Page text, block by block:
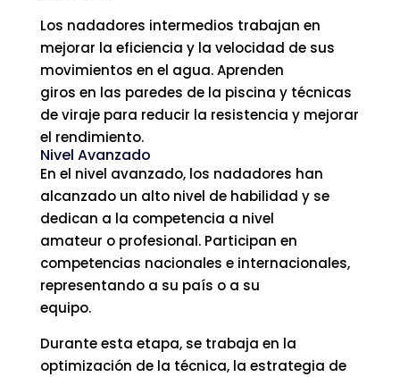
Los nadadores intermedios trabajan en
mejorar la eficiencia y la velocidad de sus
movimientos en el agua. Aprenden
giros en las paredes de la piscina y técnicas
de viraje para reducir la resistencia y mejorar
el rendimiento.
Nivel Avanzado
En el nivel avanzado, los nadadores han
alcanzado un alto nivel de habilidad y se
dedican a la competencia a nivel
amateur o profesional. Participan en
competencias nacionales e internacionales,
representando a su país o a su
equipo.
Durante esta etapa, se trabaja en la
optimización de la técnica, la estrategia de